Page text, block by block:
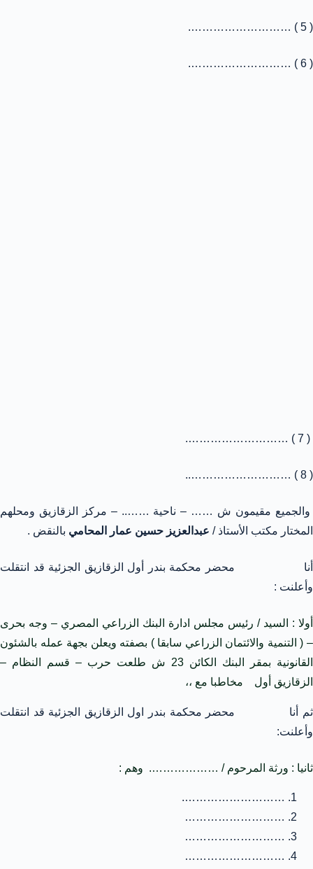
( 5 ) ……………………….
( 6 ) ……………………….
( 7 ) ……………………….
( 8 ) ………………………..
والجميع مقيمون ش …… – ناحية …….. – مركز الزقازيق ومحلهم
المختار مكتب الأستاذ / عبدالعزيز حسين عمار المحامي بالنقض .
أنا محضر محكمة بندر أول الزقازيق الجزئية قد انتقلت
وأعلنت :
أولا : السيد / رئيس مجلس ادارة البنك الزراعي المصري – وجه بحرى
– ( التنمية والائتمان الزراعي سابقا ) بصفته ويعلن بجهة عمله بالشئون
القانونية بمقر البنك الكائن 23 ش طلعت حرب – قسم النظام –
الزقازيق أول مخاطبا مع ،،
ثم أنا محضر محكمة بندر اول الزقازيق الجزئية قد انتقلت
وأعلنت:
ثانيا : ورثة المرحوم / ………………. وهم :
……………………….
………………………
………………………
………………………